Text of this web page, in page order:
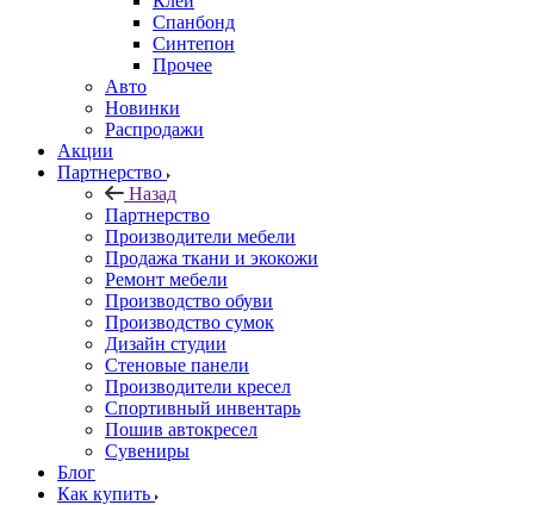
Спанбонд
Синтепон
Прочее
Авто
Новинки
Распродажи
Акции
Партнерство
Назад
Партнерство
Производители мебели
Продажа ткани и экокожи
Ремонт мебели
Производство обуви
Производство сумок
Дизайн студии
Стеновые панели
Производители кресел
Спортивный инвентарь
Пошив автокресел
Сувениры
Блог
Как купить